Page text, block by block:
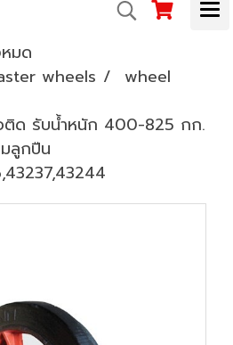
มด
wheels
wheel
ติด รับน้ำหนัก 400-825 กก.
ลูกปืน